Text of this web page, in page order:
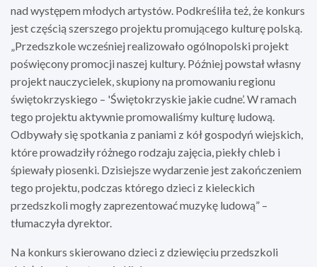
nad występem młodych artystów. Podkreśliła też, że konkurs
jest częścią szerszego projektu promującego kulturę polską.
„Przedszkole wcześniej realizowało ogólnopolski projekt
poświęcony promocji naszej kultury. Później powstał własny
projekt nauczycielek, skupiony na promowaniu regionu
świętokrzyskiego – 'Świętokrzyskie jakie cudne’. W ramach
tego projektu aktywnie promowaliśmy kulturę ludową.
Odbywały się spotkania z paniami z kół gospodyń wiejskich,
które prowadziły różnego rodzaju zajęcia, piekły chleb i
śpiewały piosenki. Dzisiejsze wydarzenie jest zakończeniem
tego projektu, podczas którego dzieci z kieleckich
przedszkoli mogły zaprezentować muzykę ludową” –
tłumaczyła dyrektor.
Na konkurs skierowano dzieci z dziewięciu przedszkoli